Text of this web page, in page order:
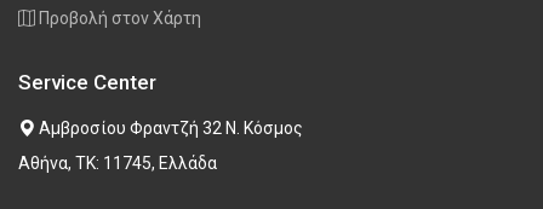
Προβολή στον Χάρτη
Service Center
Αμβροσίου Φραντζή 32 Ν. Κόσμος
Αθήνα, ΤΚ: 11745, Ελλάδα